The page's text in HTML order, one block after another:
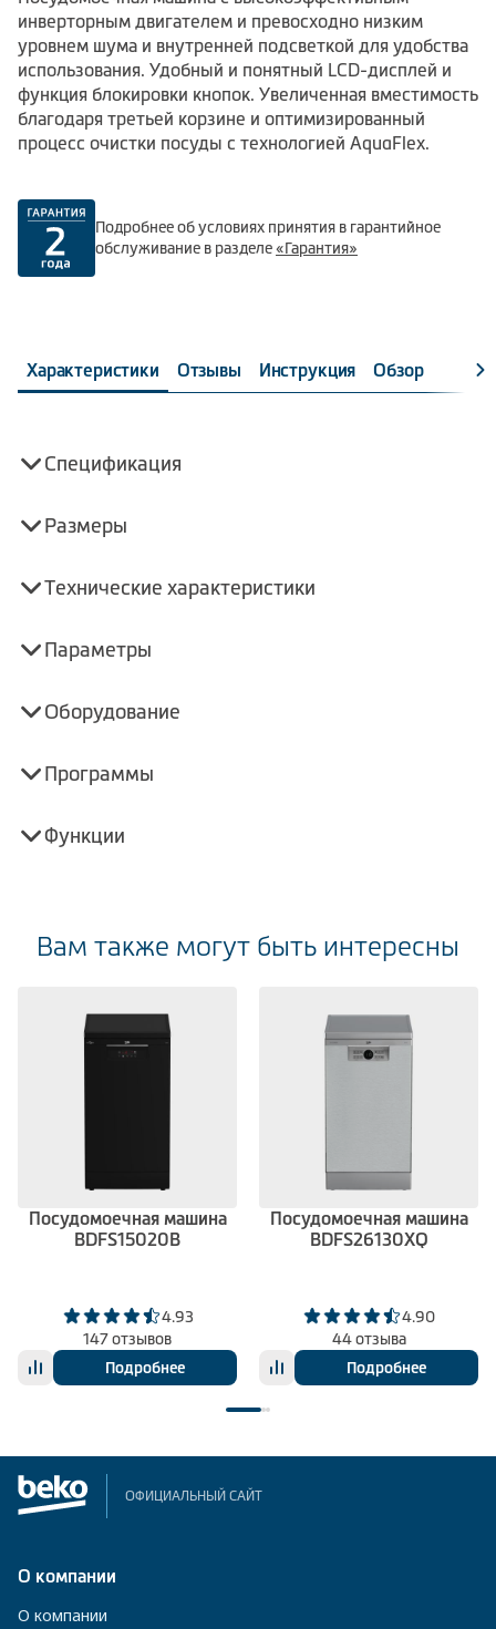
инверторным двигателем и превосходно низким
уровнем шума и внутренней подсветкой для удобства
использования. Удобный и понятный LCD-дисплей и
функция блокировки кнопок. Увеличенная вместимость
благодаря третьей корзине и оптимизированный
процесс очистки посуды с технологией AquaFlex.
Подробнее об условиях принятия в гарантийное
обслуживание в разделе«Гарантия»
Характеристики Отзывы Инструкция Обзор
Спецификация
Размеры
Технические характеристики
Параметры
Оборудование
Программы
Функции
Вам также могут быть интересны
Посудомоечная машина
BDFS15020B
4.93
147 отзывов
Подробнее
Посудомоечная машина
BDFS26130XQ
4.90
44 отзыва
Подробнее
ОФИЦИАЛЬНЫЙ САЙТ
О компании
О компании